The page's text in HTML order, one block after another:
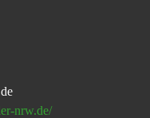
nrw.de/